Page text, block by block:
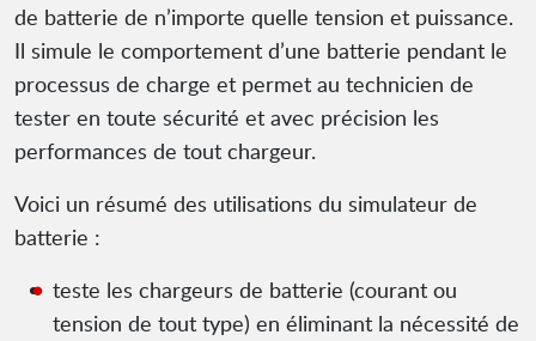
de batterie de n’importe quelle tension et puissance.
Il simule le comportement d’une batterie pendant le
processus de charge et permet au technicien de
tester en toute sécurité et avec précision les
performances de tout chargeur.
Voici un résumé des utilisations du simulateur de
batterie :
teste les chargeurs de batterie (courant ou
tension de tout type) en éliminant la nécessité de